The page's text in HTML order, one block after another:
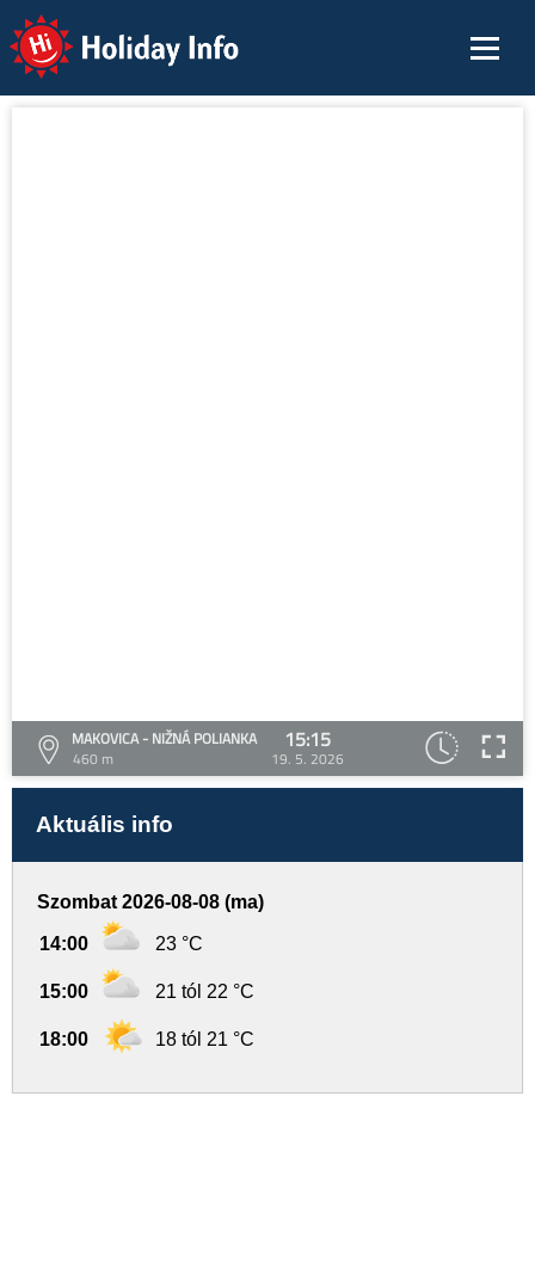
Holiday Info
MAKOVICA - NIŽNÁ POLIANKA
460 m
15:15
19. 5. 2026
Aktuális info
Szombat 2026-08-08 (ma)
14:00 23 °C
15:00 21 tól 22 °C
18:00 18 tól 21 °C